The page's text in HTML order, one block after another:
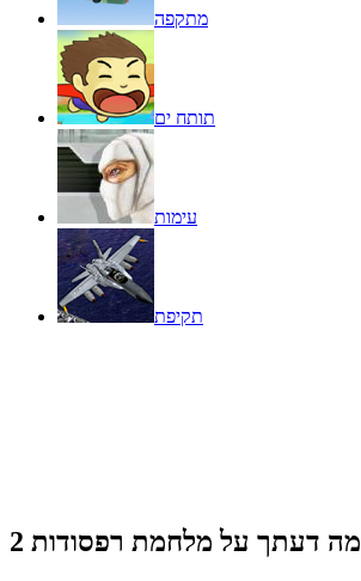
מתקפה
תותח ים
עימות
תקיפת
מה דעתך על מלחמת רפסודות 2